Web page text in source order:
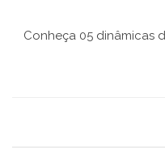
Conheça 05 dinâmicas